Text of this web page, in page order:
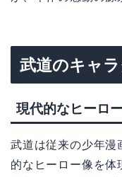
武道のキャ
現代的なヒーロ
武道は従来の少年漫
的なヒーロー像を体